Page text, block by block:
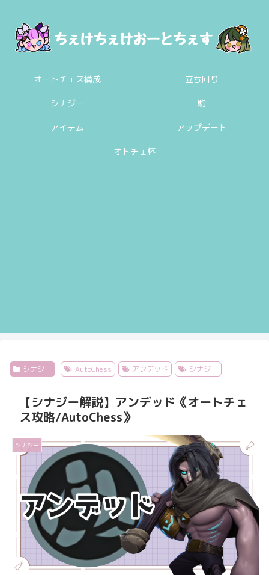
オートチェス構成 立ち回り
シナジー 駒
アイテム アップデート
オトチェ杯
シナジー AutoChess アンデッド シナジー
【シナジー解説】アンデッド《オートチェ
ス攻略/AutoChess》
シナジー